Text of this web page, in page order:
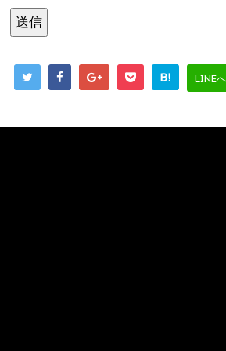
B! LINE